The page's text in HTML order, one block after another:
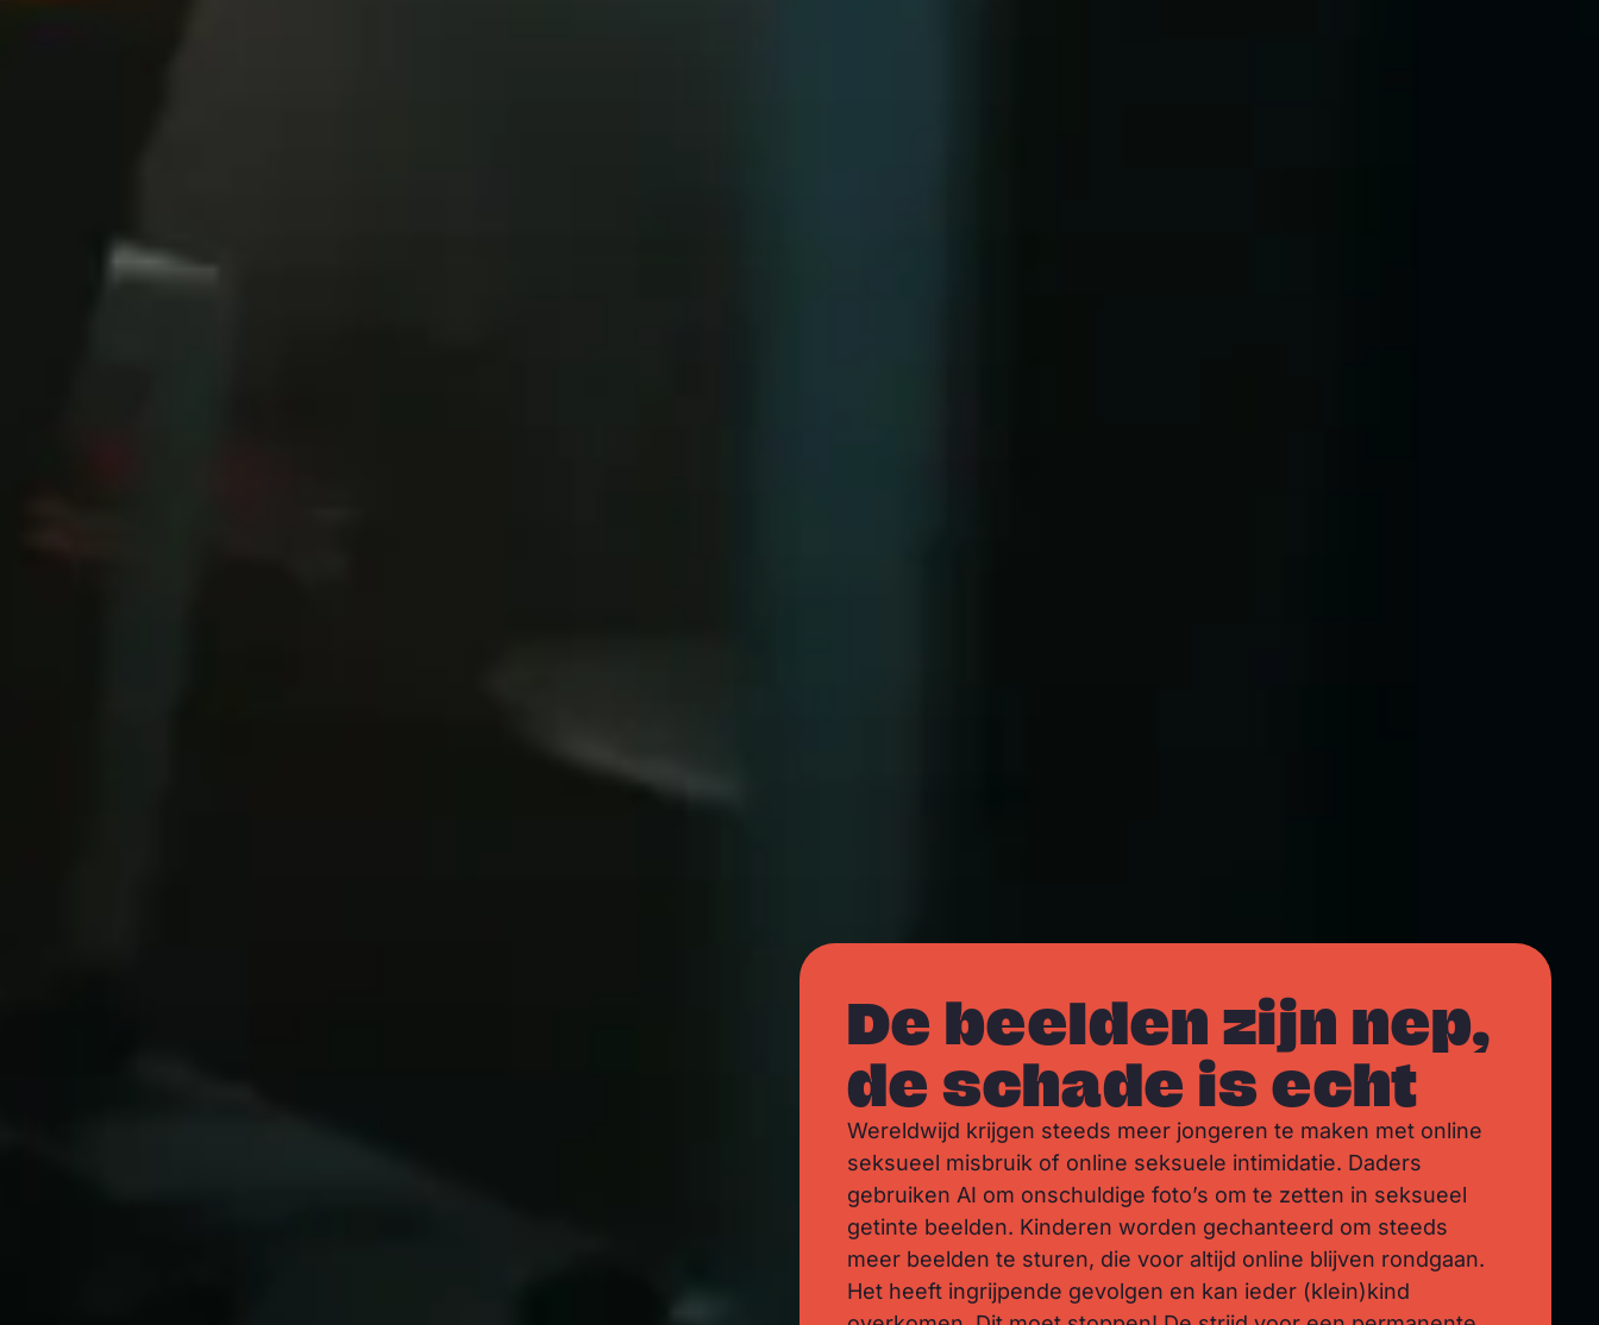
De beelden zijn nep,
de schade is echt
Wereldwijd krijgen steeds meer jongeren te maken met online
seksueel misbruik of online seksuele intimidatie. Daders
gebruiken AI om onschuldige foto’s om te zetten in seksueel
getinte beelden. Kinderen worden gechanteerd om steeds
meer beelden te sturen, die voor altijd online blijven rondgaan.
Het heeft ingrijpende gevolgen en kan ieder (klein)kind